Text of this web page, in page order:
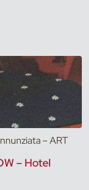
– ART
– Hotel